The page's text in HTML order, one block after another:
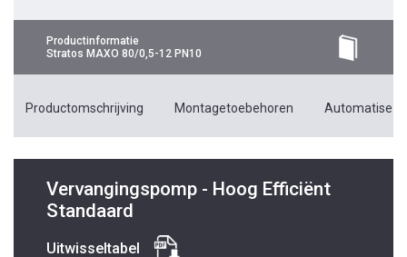
Productinformatie
Stratos MAXO 80/0,5-12 PN10
Productomschrijving Montagetoebehoren
Vervangingspomp - Hoog Efficiënt
Standaard
Uitwisseltabel